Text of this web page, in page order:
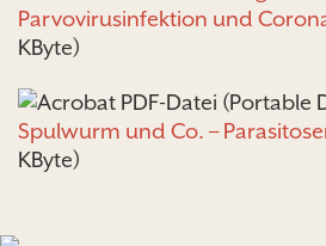
Parvovirusinfektion und
KByte)
Spulwurm und Co. –
KByte)